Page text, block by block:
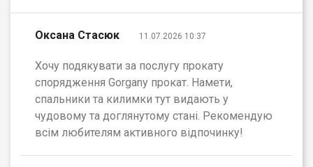
Оксана Стасюк 11.07.2026 10:37
Хочу подякувати за послугу прокату
спорядження Gorgany прокат. Намети,
спальники та килимки тут видають у
чудовому та доглянутому стані. Рекомендую
всім любителям активного відпочинку!